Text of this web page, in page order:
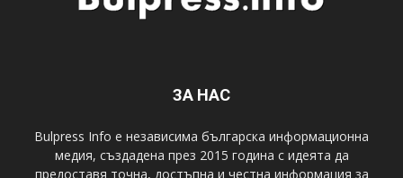
ЗА НАС
Bulpress Info е независима българска информационна
медия, създадена през 2015 година с идеята да
предоставя точна, достъпна и честна информация за